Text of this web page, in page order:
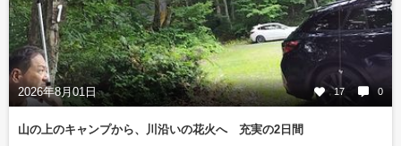
2026年8月01日 17 0
山の上のキャンプから、川沿いの花火へ 充実の2日間